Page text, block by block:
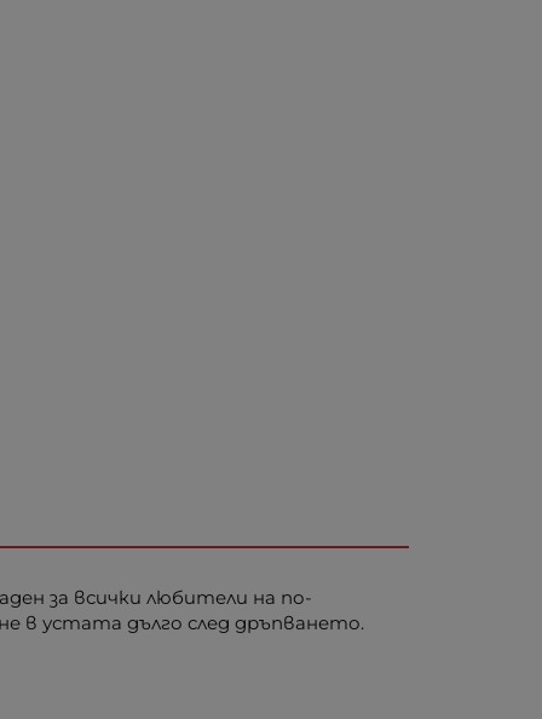
за всички любители на по-
в устата дълго след дръпването.